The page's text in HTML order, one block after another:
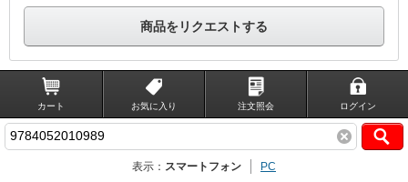
商品をリクエストする
カート お気に入り 注文照会 ログイン
表示： スマートフォン PC